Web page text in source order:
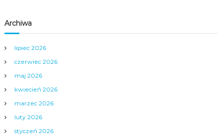
u
Archiwa
lipiec 2026
czerwiec 2026
maj 2026
kwiecień 2026
marzec 2026
luty 2026
styczeń 2026